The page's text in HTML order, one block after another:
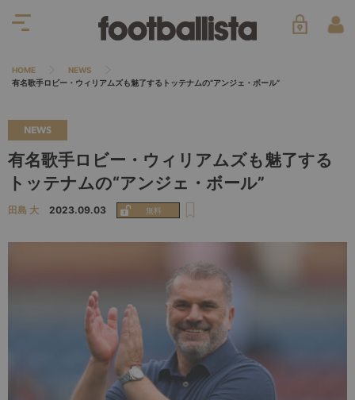
HOME
NEWS
有名歌手ロビー・ウィリアムズも魅了するトッテナムの“アンジェ・ボール”
NEWS
有名歌手ロビー・ウィリアムズも魅了する
トッテナムの“アンジェ・ボール”
田島 大 2023.09.03